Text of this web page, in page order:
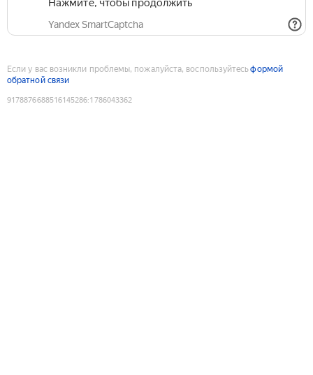
Нажмите, чтобы продолжить
Yandex SmartCaptcha
Если у вас возникли проблемы, пожалуйста, воспользуйтесьформой
обратной связи
9178876688516145286:1786043362